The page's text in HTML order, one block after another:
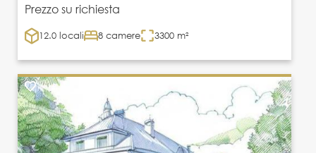
Prezzo su richiesta
12.0 locali 8 camere 3300 m²